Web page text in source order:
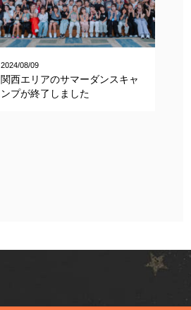
2024/08/09
関西エリアのサマーダンスキャ
ンプが終了しました